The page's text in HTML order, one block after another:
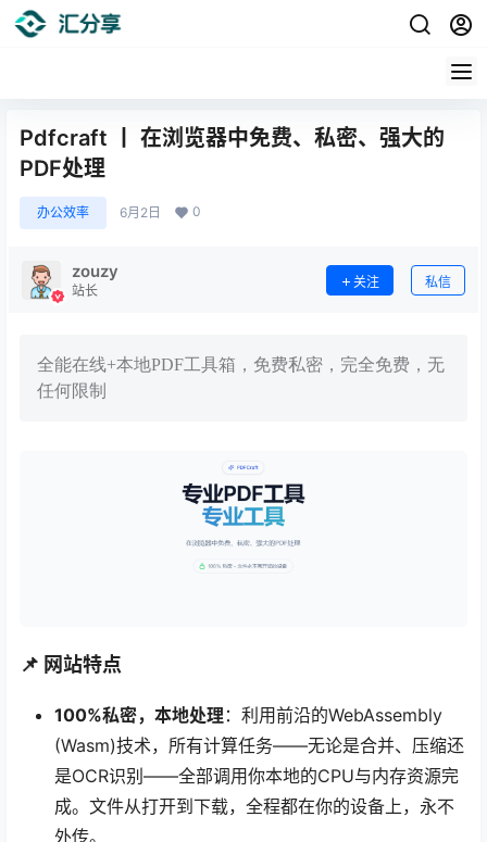
Pdfcraft 丨 在浏览器中免费、私密、强大的
PDF处理
办公效率 6月2日 0
zouzy
站长
关注 私信
全能在线+本地PDF工具箱，免费私密，完全免费，无
任何限制
📌 网站特点
100%私密，本地处理 ：利用前沿的WebAssembly
(Wasm)技术，所有计算任务——无论是合并、压缩还
是OCR识别——全部调用你本地的CPU与内存资源完
成。文件从打开到下载，全程都在你的设备上，永不
外传。